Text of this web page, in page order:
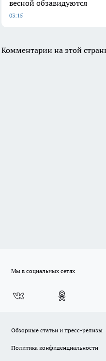
весной обзавидуются
03:15
Комментарии на этой
Мы в социальных сетях
Обзорные статьи и пресс-релизы
Политика конфиденциальности